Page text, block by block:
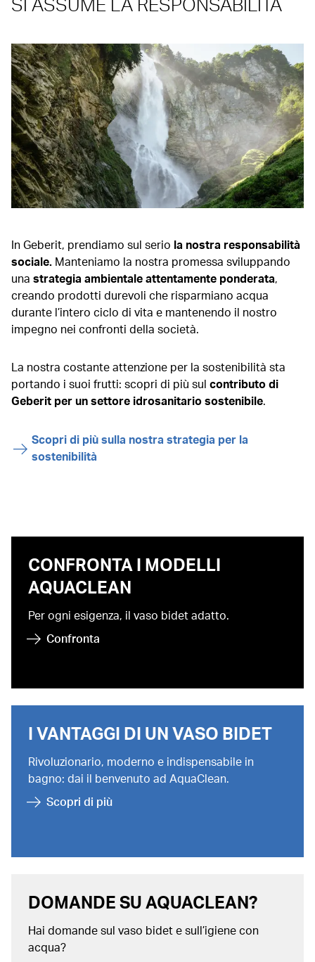
In Geberit, prendiamo sul serio la nostra responsabilità
sociale. Manteniamo la nostra promessa sviluppando
una strategia ambientale attentamente ponderata,
creando prodotti durevoli che risparmiano acqua
durante l’intero ciclo di vita e mantenendo il nostro
impegno nei confronti della società.
La nostra costante attenzione per la sostenibilità sta
portando i suoi frutti: scopri di più sul contributo di
Geberit per un settore idrosanitario sostenibile.
Scopri di più sulla nostra strategia per la
sostenibilità
CONFRONTA I MODELLI
AQUACLEAN
Per ogni esigenza, il vaso bidet adatto.
Confronta
I VANTAGGI DI UN VASO BIDET
Rivoluzionario, moderno e indispensabile in
bagno: dai il benvenuto ad AquaClean.
Scopri di più
DOMANDE SU AQUACLEAN?
Hai domande sul vaso bidet e sull’igiene con
acqua?